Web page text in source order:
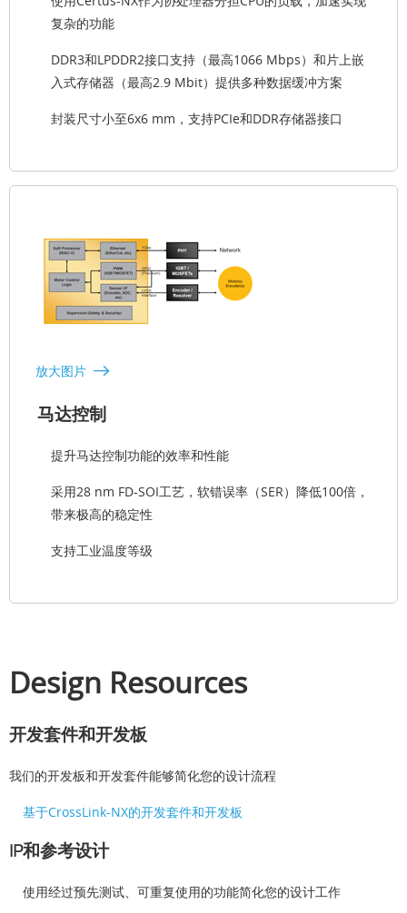
复杂的功能
DDR3和LPDDR2接口支持（最高1066 Mbps）和片上嵌
入式存储器（最高2.9 Mbit）提供多种数据缓冲方案
封装尺寸小至6x6 mm，支持PCIe和DDR存储器接口
放大图片
马达控制
提升马达控制功能的效率和性能
采用28 nm FD-SOI工艺，软错误率（SER）降低100倍，
带来极高的稳定性
支持工业温度等级
Design Resources
开发套件和开发板
我们的开发板和开发套件能够简化您的设计流程
基于CrossLink-NX的开发套件和开发板
IP和参考设计
使用经过预先测试、可重复使用的功能简化您的设计工作